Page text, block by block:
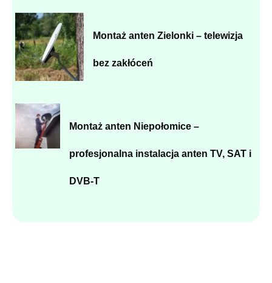
Montaż anten Zielonki – telewizja
bez zakłóceń
Montaż anten Niepołomice –
profesjonalna instalacja anten TV, SAT i
DVB-T